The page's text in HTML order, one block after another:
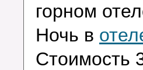
горном
Ночь в
Стоимость